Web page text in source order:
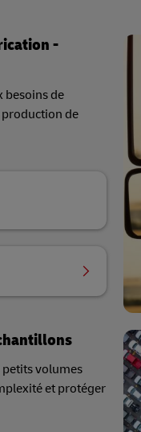
-
besoins de
production de
petits volumes
et protéger